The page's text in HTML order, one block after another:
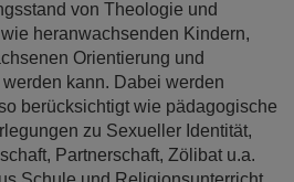
von Theologie und
heranwachsenden Kindern,
Orientierung und
kann. Dabei werden
berücksichtigt wie pädagogische
zu Sexueller Identität,
Partnerschaft, Zölibat u.a.